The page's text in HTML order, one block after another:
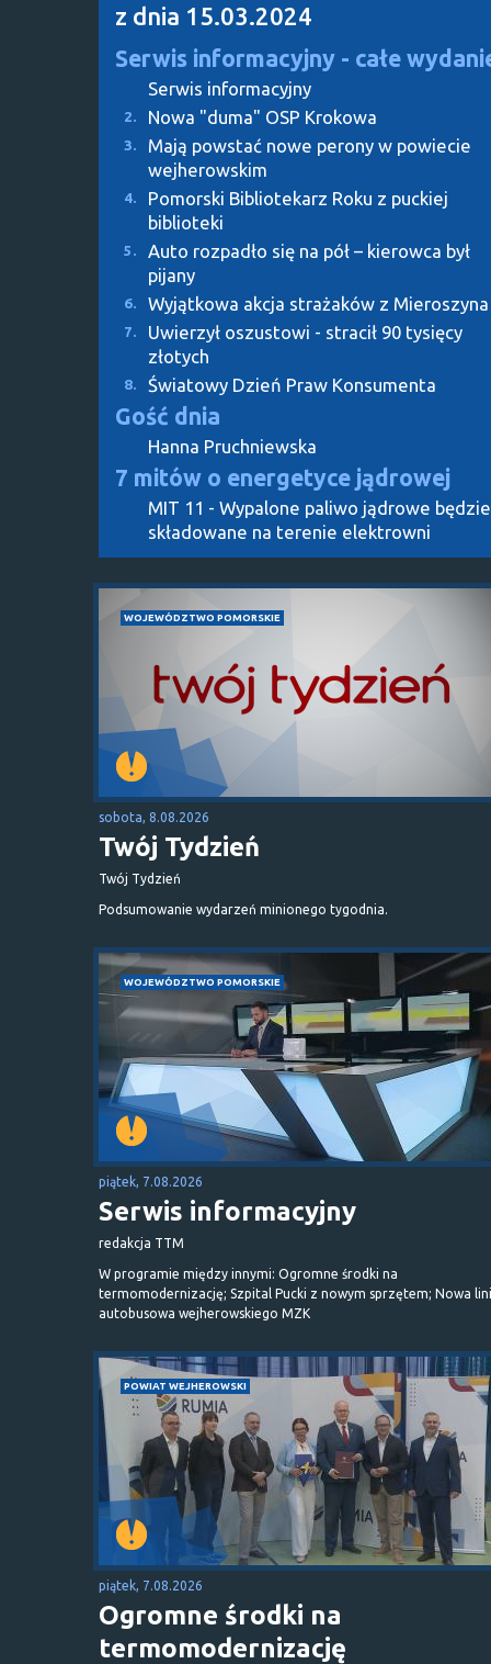
z dnia 15.03.2024
Serwis informacyjny - całe
Serwis informacyjny
2. Nowa "duma" OSP Krokowa
3.
Mają powstać nowe perony w powiecie
wejherowskim
4.
Pomorski Bibliotekarz Roku z puckiej
biblioteki
5.
Auto rozpadło się na pół – kierowca był
pijany
6. Wyjątkowa akcja strażaków z Mieroszyna
7.
Uwierzył oszustowi - stracił 90 tysięcy
złotych
8. Światowy Dzień Praw Konsumenta
Gość dnia
Hanna Pruchniewska
7 mitów o energetyce jądrowej
MIT 11 - Wypalone paliwo jądrowe będzie
składowane na terenie elektrowni
WOJEWÓDZTWO POMORSKIE
sobota, 8.08.2026
Twój Tydzień
Twój Tydzień
Podsumowanie wydarzeń minionego tygodnia.
WOJEWÓDZTWO POMORSKIE
piątek, 7.08.2026
Serwis informacyjny
redakcja TTM
W programie między innymi: Ogromne środki na
termomodernizację; Szpital Pucki z nowym sprzętem; Nowa
autobusowa wejherowskiego MZK
POWIAT WEJHEROWSKI
piątek, 7.08.2026
Ogromne środki na
termomodernizację